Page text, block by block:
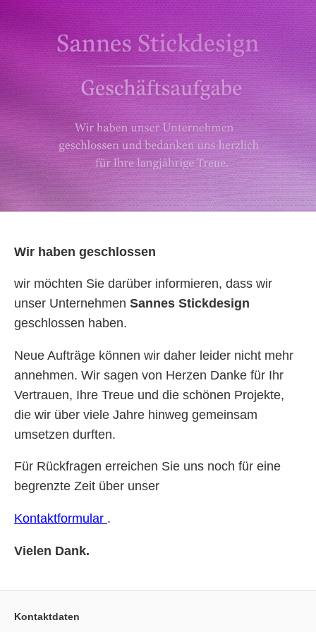
Wir haben geschlossen
wir möchten Sie darüber informieren, dass wir
unser Unternehmen Sannes Stickdesign
geschlossen haben.
Neue Aufträge können wir daher leider nicht mehr
annehmen. Wir sagen von Herzen Danke für Ihr
Vertrauen, Ihre Treue und die schönen Projekte,
die wir über viele Jahre hinweg gemeinsam
umsetzen durften.
Für Rückfragen erreichen Sie uns noch für eine
begrenzte Zeit über unser
Kontaktformular .
Vielen Dank.
Kontaktdaten